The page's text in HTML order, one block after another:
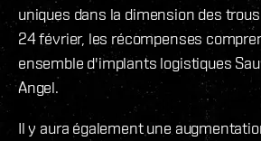
uniques dans la dimension des
24 février, les récompenses
ensemble d'implants logistiques
Angel.
Il y aura également une